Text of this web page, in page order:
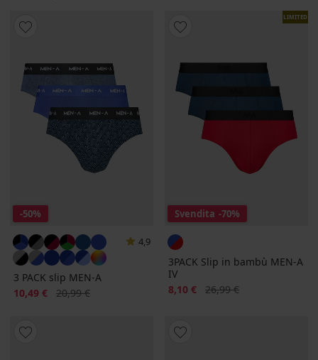
-50%
4,9
3 PACK slip MEN-A
Sconto
10,49 € Prezzo originale
20,99 €
LIMITED
Svendita -70%
3PACK Slip in bambù MEN-A
IV
Sconto
8,10 € Prezzo originale
26,99 €